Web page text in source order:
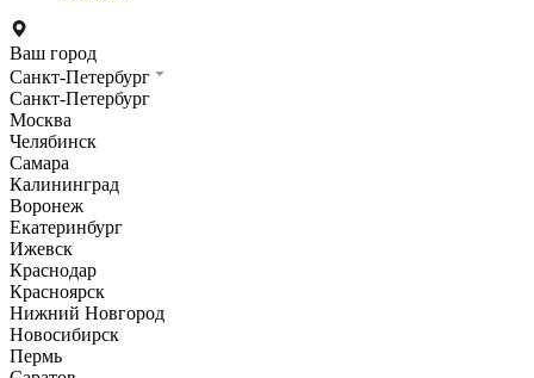
Ваш город
Санкт-Петербург
Санкт-Петербург
Москва
Челябинск
Самара
Калининград
Воронеж
Екатеринбург
Ижевск
Краснодар
Красноярск
Нижний Новгород
Новосибирск
Пермь